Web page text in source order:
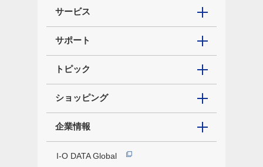
サービス
サポート
トピック
ショッピング
企業情報
I-O DATA Global